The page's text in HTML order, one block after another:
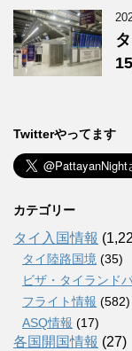
Twitterやってます
カテゴリー
タイ入国情報
タイ陸路国境 (35)
ビザ・タイランド
フライト情報 (582)
ASQ情報 (17)
各国開国情報 (27)